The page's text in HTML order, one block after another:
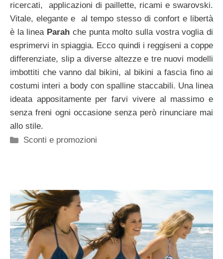
ricercati, applicazioni di paillette, ricami e swarovski.
Vitale, elegante e al tempo stesso di confort e libertà
è la lineaParah che punta molto sulla vostra voglia di
esprimervi in spiaggia. Ecco quindi i reggiseni a coppe
differenziate, slip a diverse altezze e tre nuovi modelli
imbottiti che vanno dal bikini, al bikini a fascia fino ai
costumi interi a body con spalline staccabili. Una linea
ideata appositamente per farvi vivere al massimo e
senza freni ogni occasione senza però rinunciare mai
allo stile.
Categorie
Sconti e promozioni